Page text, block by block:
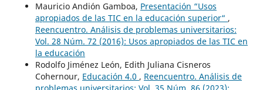
Mauricio Andión Gamboa, Presentación “Usos
apropiados de las TIC en la educación superior“ ,
Reencuentro. Análisis de problemas universitarios:
Vol. 28 Núm. 72 (2016): Usos apropiados de las TIC en
la educación
Rodolfo Jiménez León, Edith Juliana Cisneros
Cohernour, Educación 4.0 , Reencuentro. Análisis de